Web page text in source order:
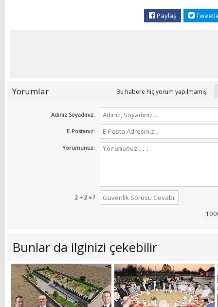
Paylaş
Yorumlar Bu habere hiç yorum yapılmamış
Adınız Soyadınız:
E-Postanız:
Yorumunuz:
2 + 2 = ?
Bunlar da ilginizi çekebilir